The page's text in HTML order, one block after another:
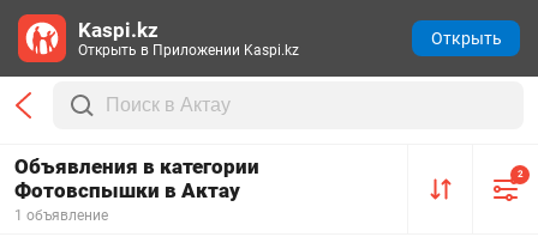
Объявления в категории
Фотовспышки в Актау
1 объявление
2
Kaspi.kz
Открыть в Приложении Kaspi.kz
Открыть